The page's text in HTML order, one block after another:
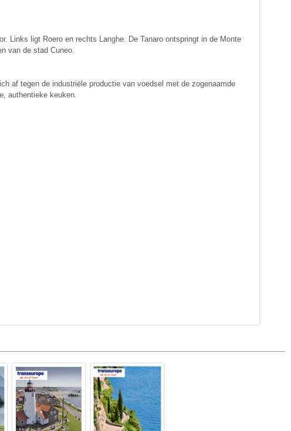
Links ligt Roero en rechts Langhe. De Tanaro ontspringt in de Monte
van de stad Cuneo.
af tegen de industriële productie van voedsel met de zogenaamde
authentieke keuken.